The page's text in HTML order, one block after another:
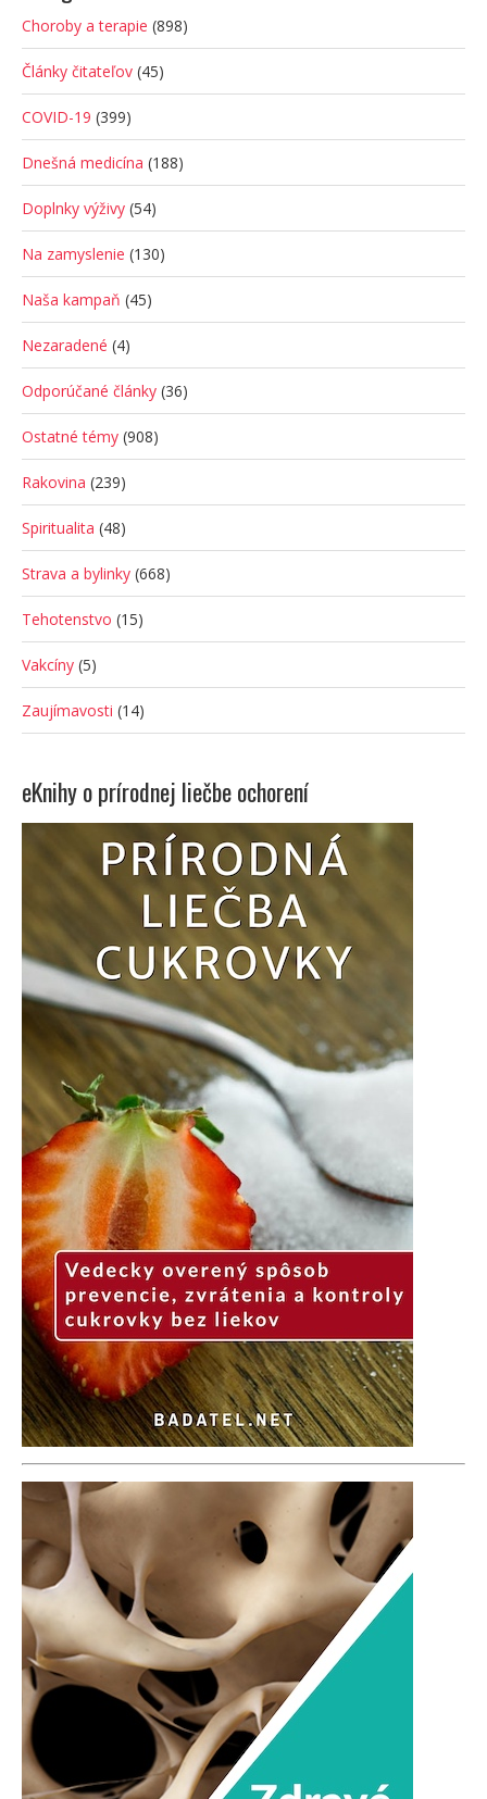
Choroby a terapie (898)
Články čitateľov (45)
COVID-19 (399)
Dnešná medicína (188)
Doplnky výživy (54)
Na zamyslenie (130)
Naša kampaň (45)
Nezaradené (4)
Odporúčané články (36)
Ostatné témy (908)
Rakovina (239)
Spiritualita (48)
Strava a bylinky (668)
Tehotenstvo (15)
Vakcíny (5)
Zaujímavosti (14)
eKnihy o prírodnej liečbe ochorení